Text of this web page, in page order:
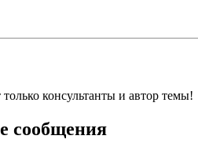
консультанты и автор темы!
сообщения